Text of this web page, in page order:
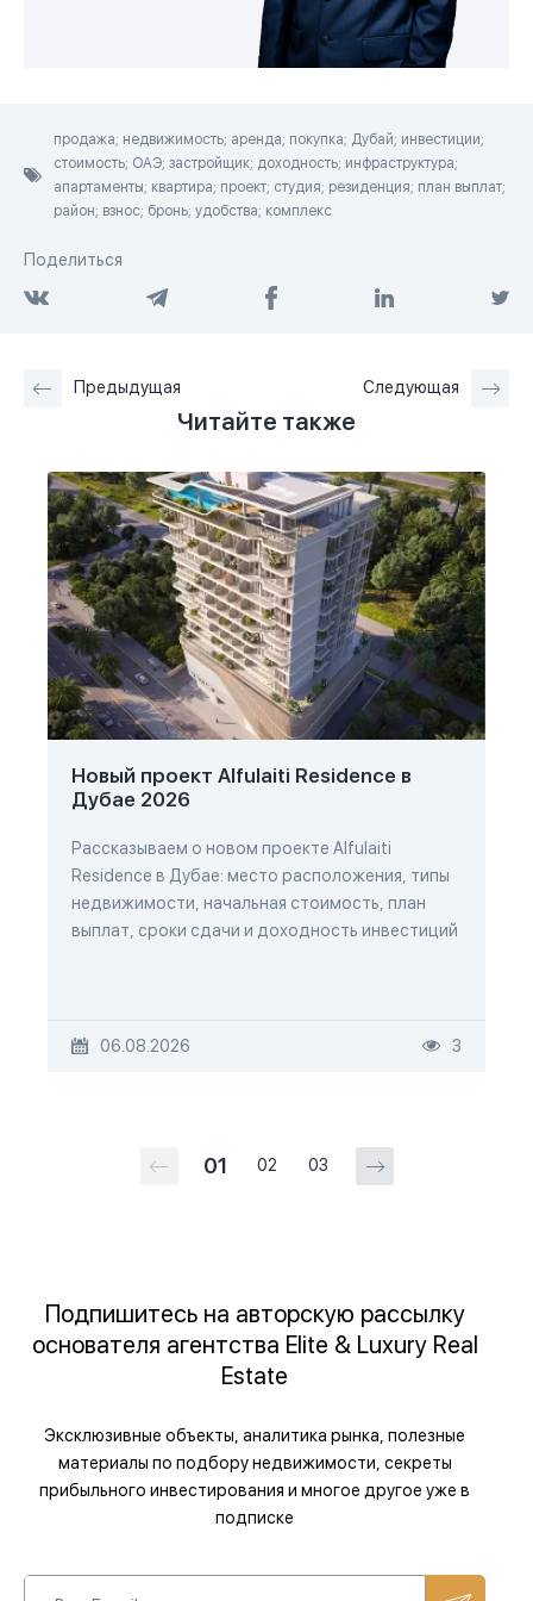
продажа; недвижимость; аренда; покупка; Дубай; инвестиции;
стоимость; ОАЭ; застройщик; доходность; инфраструктура;
апартаменты; квартира; проект; студия; резиденция; план выплат;
район; взнос; бронь; удобства; комплекс
Поделиться
Предыдущая Следующая
Читайте также
Новый проект Alfulaiti Residence в
Дубае 2026
Рассказываем о новом проекте Alfulaiti
Residence в Дубае: место расположения, типы
недвижимости, начальная стоимость, план
выплат, сроки сдачи и доходность инвестиций
06.08.2026 3
01 02 03
Подпишитесь на авторскую рассылку
основателя агентства Elite & Luxury Real
Estate
Эксклюзивные объекты, аналитика рынка, полезные
материалы по подбору недвижимости, секреты
прибыльного инвестирования и многое другое уже в
подписке